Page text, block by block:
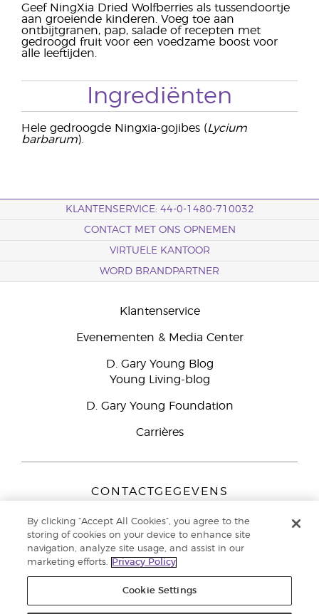
Geef NingXia Dried Wolfberries als tussendoortje
aan groeiende kinderen. Voeg toe aan
ontbijtgranen, pap, salade of recepten met
gedroogd fruit voor een voedzame boost voor
alle leeftijden.
Ingrediënten
Hele gedroogde Ningxia-gojibes (Lycium
barbarum).
KLANTENSERVICE: 44-0-1480-710032
CONTACT MET ONS OPNEMEN
VIRTUELE KANTOOR
WORD BRANDPARTNER
Klantenservice
Evenementen & Media Center
D. Gary Young Blog
Young Living-blog
D. Gary Young Foundation
Carrières
CONTACTGEGEVENS
Peizerweg 97
9727 AJ Groningen
Nederland
Klantenservice:44-0-1480-710032
By clicking “Accept All Cookies”, you agree to the
storing of cookies on your device to enhance site
navigation, analyze site usage, and assist in our
marketing efforts.
Privacy Policy
Cookie Settings